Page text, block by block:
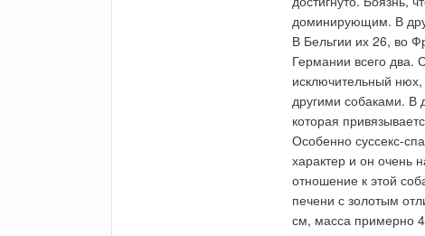
доминирующим. В
В Бельгии их 26, во
Германии всего два.
исключительный
другими собаками. В
которая
Особенно суссекс-
характер и он очень
отношение к этой
печени с золотым
см, масса примерно